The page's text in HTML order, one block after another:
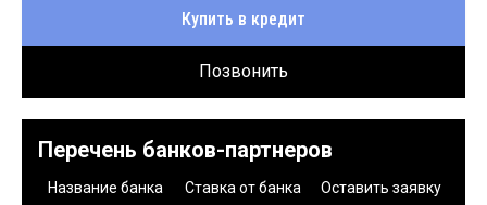
Купить в кредит
Позвонить
Перечень банков-партнеров
Название банка Ставка от банка Оставить заявку